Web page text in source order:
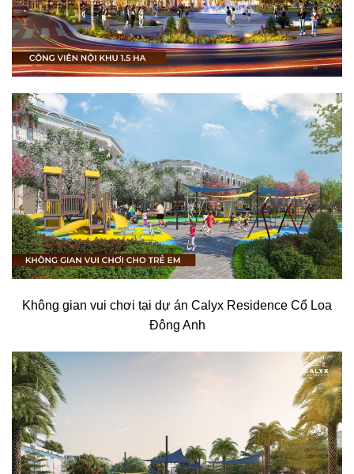
Không gian vui chơi tại dự án Calyx Residence Cổ Loa
Đông Anh